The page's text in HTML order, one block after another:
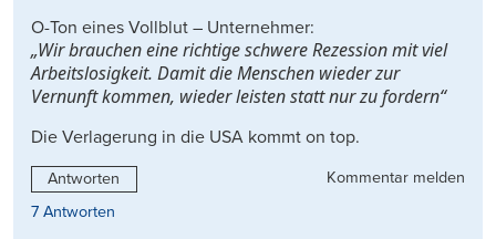
O-Ton eines Vollblut – Unternehmer:
„Wir brauchen eine richtige schwere Rezession mit viel
Arbeitslosigkeit. Damit die Menschen wieder zur
Vernunft kommen, wieder leisten statt nur zu fordern“
Die Verlagerung in die USA kommt on top.
Antworten
Kommentar melden
7 Antworten